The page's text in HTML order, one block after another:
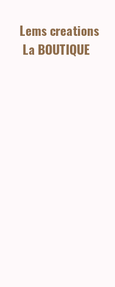
Lems creations
La BOUTIQUE